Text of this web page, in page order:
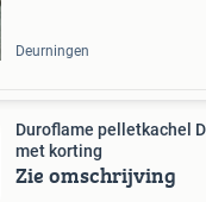
Deurningen
Duroflame pelletkachel
met korting
Zie omschrijving